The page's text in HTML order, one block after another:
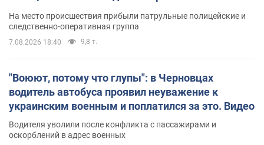
На место происшествия прибыли патрульные полицейские и
следственно-оперативная группа
7.08.2026 18:40 9,8 т.
"Воюют, потому что глупы": в Черновцах
водитель автобуса проявил неуважение к
украинским военным и поплатился за это. Видео
Водителя уволили после конфликта с пассажирами и
оскорблений в адрес военных